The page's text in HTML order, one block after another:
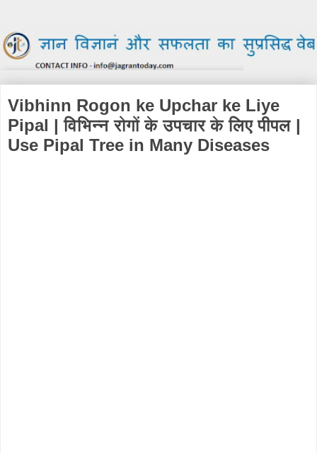
Vibhinn Rogon ke Upchar ke Liye
Pipal | विभिन्न रोगों के उपचार के लिए पीपल |
Use Pipal Tree in Many Diseases